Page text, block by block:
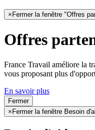
× Fermer la fenêtre "Offres
Offres
France Travail améliore la
vous proposant plus
En savoir plus
Fermer
× Fermer la fenêtre Besoin